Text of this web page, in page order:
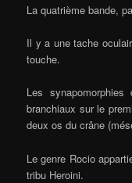
La quatrième bande,
Il y a une tache
touche.
Les
branchiaux sur le
deux os du crâne
Le genre Rocio
tribu Heroini.